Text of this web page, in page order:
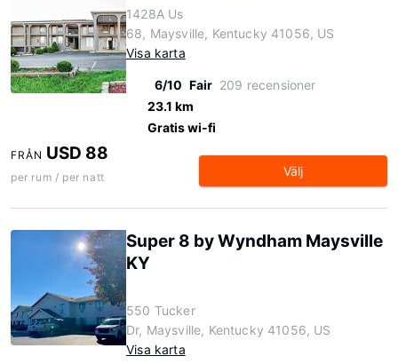
1428A Us
68, Maysville, Kentucky 41056, US
Visa karta
6/10 Fair 209 recensioner
23.1 km
Gratis wi-fi
FRÅN USD 88
per rum / per natt Välj
Super 8 by Wyndham Maysville
KY
550 Tucker
Dr, Maysville, Kentucky 41056, US
Visa karta